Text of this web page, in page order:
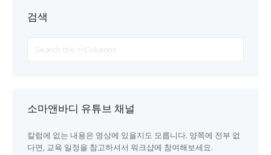
검색
For
소마앤바디 유튜브 채널
칼럼에 없는 내용은 영상에 있을지도 모릅니다. 양쪽에 전부 없
다면, 교육 일정을 참고하셔서 워크샵에 참여해보세요.